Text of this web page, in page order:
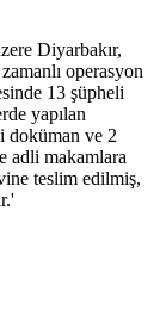
Diyarbakır,
operasyon
13 şüpheli
yapılan
doküman ve 2
adli makamlara
teslim edilmiş,